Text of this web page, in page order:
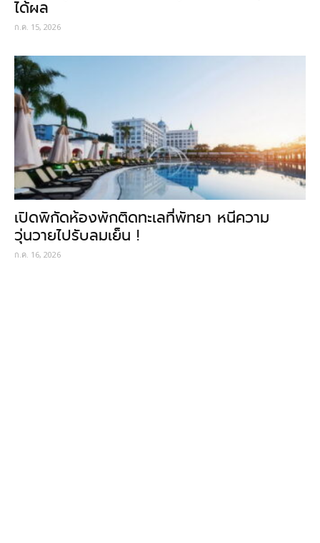
ได้ผล
ก.ค. 15, 2026
เปิดพิกัดห้องพักติดทะเลที่พัทยา หนีความ
วุ่นวายไปรับลมเย็น !
ก.ค. 16, 2026